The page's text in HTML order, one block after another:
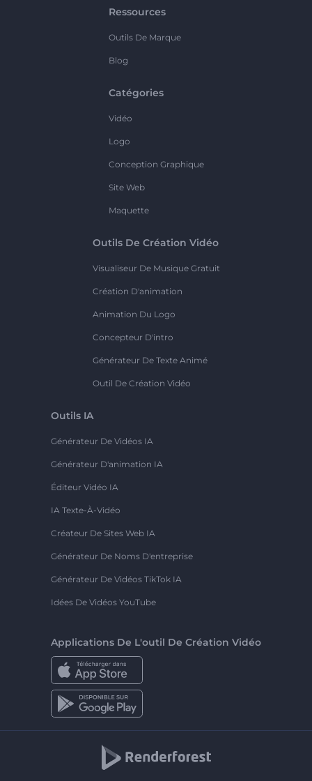
Ressources
Outils De Marque
Blog
Catégories
Vidéo
Logo
Conception Graphique
Site Web
Maquette
Outils De Création Vidéo
Visualiseur De Musique Gratuit
Création D'animation
Animation Du Logo
Concepteur D'intro
Générateur De Texte Animé
Outil De Création Vidéo
Outils IA
Générateur De Vidéos IA
Générateur D'animation IA
Éditeur Vidéo IA
IA Texte-À-Vidéo
Créateur De Sites Web IA
Générateur De Noms D'entreprise
Générateur De Vidéos TikTok IA
Idées De Vidéos YouTube
Applications De L'outil De Création Vidéo